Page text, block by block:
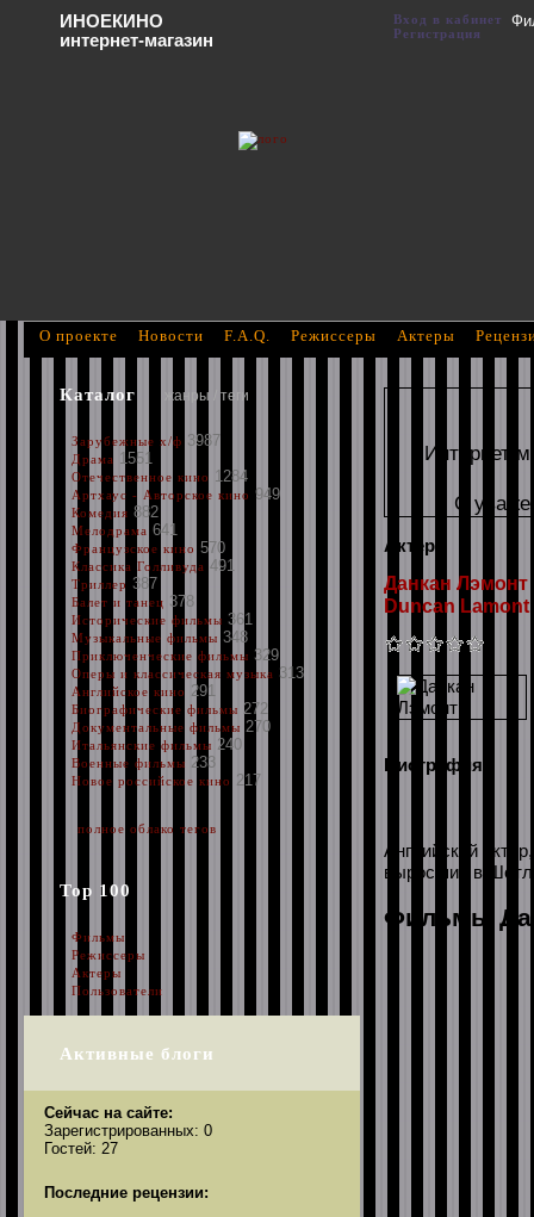
Интернет
С
Актер
Данкан Лэмонт
Duncan Lamont
Биография:
Английский
выросший в
Фильмы
Каталог жанры / теги
Зарубежные х/ф 3987
Драма 1551
Отечественное кино 1284
Артхаус - Авторское кино 949
Комедия 882
Мелодрама 641
Французское кино 570
Классика Голливуда 491
Триллер 387
Балет и танец 378
Исторические фильмы 361
Музыкальные фильмы 348
Приключенческие фильмы 329
Оперы и классическая музыка 313
Английское кино 291
Биографические фильмы 272
Документальные фильмы 270
Итальянские фильмы 240
Военные фильмы 233
Новое российское кино 217
полное облако тегов
Top 100
Фильмы
Режиссеры
Актеры
Пользователи
Активные блоги
Сейчас на сайте:
Зарегистрированных: 0
Гостей: 27
Последние рецензии:
О проекте Новости F.A.Q. Режиссеры Актеры
ИНОЕКИНО
интернет-магазин
Вход в кабинет
Регистрация